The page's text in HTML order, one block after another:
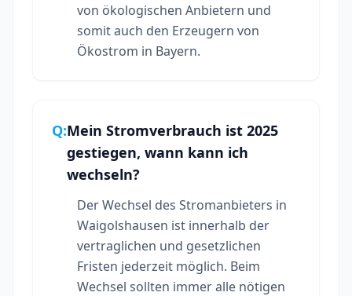
von ökologischen Anbietern und
somit auch den Erzeugern von
Ökostrom in Bayern.
Q:Mein Stromverbrauch ist 2025
gestiegen, wann kann ich
wechseln?
Der Wechsel des Stromanbieters in
Waigolshausen ist innerhalb der
vertraglichen und gesetzlichen
Fristen jederzeit möglich. Beim
Wechsel sollten immer alle nötigen